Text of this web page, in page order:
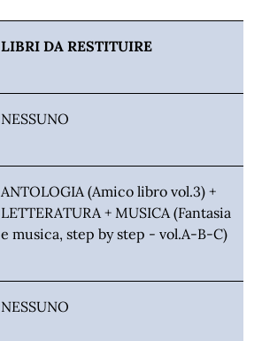
LIBRI DA RESTITUIRE
NESSUNO
ANTOLOGIA (Amico libro vol.3) +
LETTERATURA + MUSICA (Fantasia
e musica, step by step - vol.A-B-C)
NESSUNO